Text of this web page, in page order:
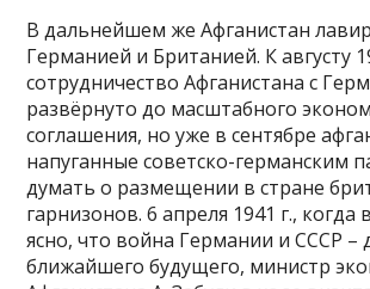
В дальнейшем же Афганистан
Германией и Британией. К августу
сотрудничество Афганистана с
развёрнуто до масштабного
соглашения, но уже в сентябре
напуганные советско-германским
думать о размещении в стране
гарнизонов. 6 апреля 1941 г., когда
ясно, что война Германии и СССР –
ближайшего будущего, министр